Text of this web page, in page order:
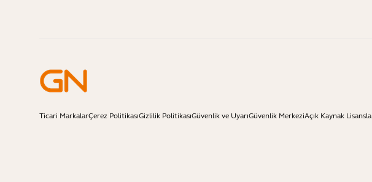
Ticari MarkalarÇerez PolitikasıGizlilik PolitikasıGüvenlik ve UyarıGüvenlik MerkeziAçık Kaynak